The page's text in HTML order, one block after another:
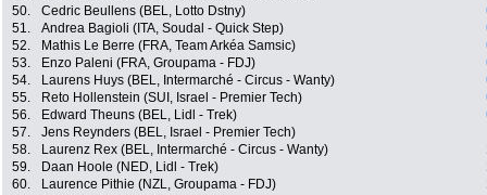
50.
Cedric Beullens (BEL, Lotto Dstny)
51.
Andrea Bagioli (ITA, Soudal - Quick Step)
52.
Mathis Le Berre (FRA, Team Arkéa Samsic)
53.
Enzo Paleni (FRA, Groupama - FDJ)
54.
Laurens Huys (BEL, Intermarché - Circus - Wanty)
55.
Reto Hollenstein (SUI, Israel - Premier Tech)
56.
Edward Theuns (BEL, Lidl - Trek)
57.
Jens Reynders (BEL, Israel - Premier Tech)
58.
Laurenz Rex (BEL, Intermarché - Circus - Wanty)
59.
Daan Hoole (NED, Lidl - Trek)
60.
Laurence Pithie (NZL, Groupama - FDJ)